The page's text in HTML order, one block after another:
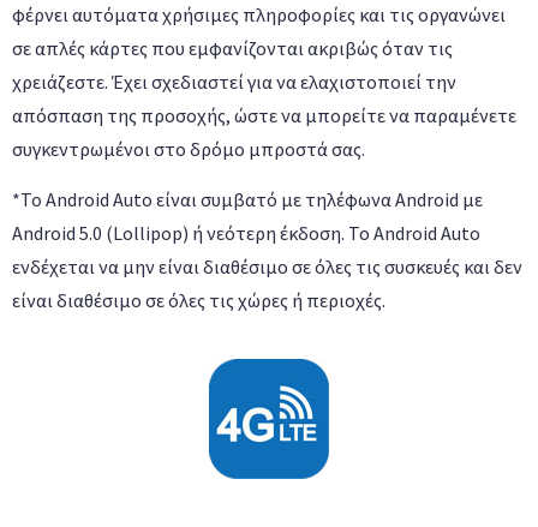
φέρνει αυτόματα χρήσιμες πληροφορίες και τις οργανώνει
σε απλές κάρτες που εμφανίζονται ακριβώς όταν τις
χρειάζεστε. Έχει σχεδιαστεί για να ελαχιστοποιεί την
απόσπαση της προσοχής, ώστε να μπορείτε να παραμένετε
συγκεντρωμένοι στο δρόμο μπροστά σας.
*Το Android Auto είναι συμβατό με τηλέφωνα Android με
Android 5.0 (Lollipop) ή νεότερη έκδοση. Το Android Auto
ενδέχεται να μην είναι διαθέσιμο σε όλες τις συσκευές και δεν
είναι διαθέσιμο σε όλες τις χώρες ή περιοχές.